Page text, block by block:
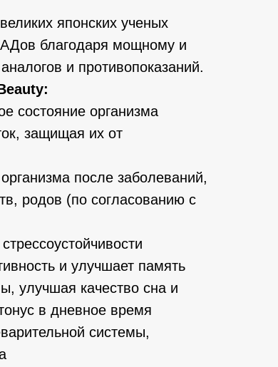
японских ученых
благодаря мощному и
и противопоказаний.
состояние организма
защищая их от
после заболеваний,
родов (по согласованию с
и улучшает память
улучшая качество сна и
в дневное время
системы,